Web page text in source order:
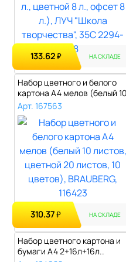
133.62₽ НА СКЛАДЕ
Набор цветного и белого
картона A4 мелов (белый 10
лист..
Арт. 167563
310.37₽ НА СКЛАДЕ
Набор цветного картона и
бумаги А4 2+16л+16л..